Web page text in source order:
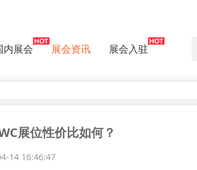
内展会 展会资讯 展会入驻
展位性价比如何？
14 16:46:47